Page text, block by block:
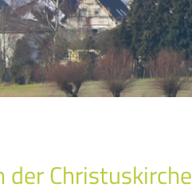
der Christuskirche